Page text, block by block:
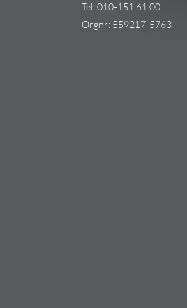
Tel:010-151 61 00
Orgnr: 559217-5763